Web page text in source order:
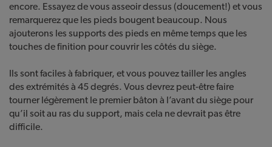
encore. Essayez de vous asseoir dessus (doucement!) et vous
remarquerez que les pieds bougent beaucoup. Nous
ajouterons les supports des pieds en même temps que les
touches de finition pour couvrir les côtés du siège.
Ils sont faciles à fabriquer, et vous pouvez tailler les angles
des extrémités à 45 degrés. Vous devrez peut-être faire
tourner légèrement le premier bâton à l’avant du siège pour
qu’il soit au ras du support, mais cela ne devrait pas être
difficile.